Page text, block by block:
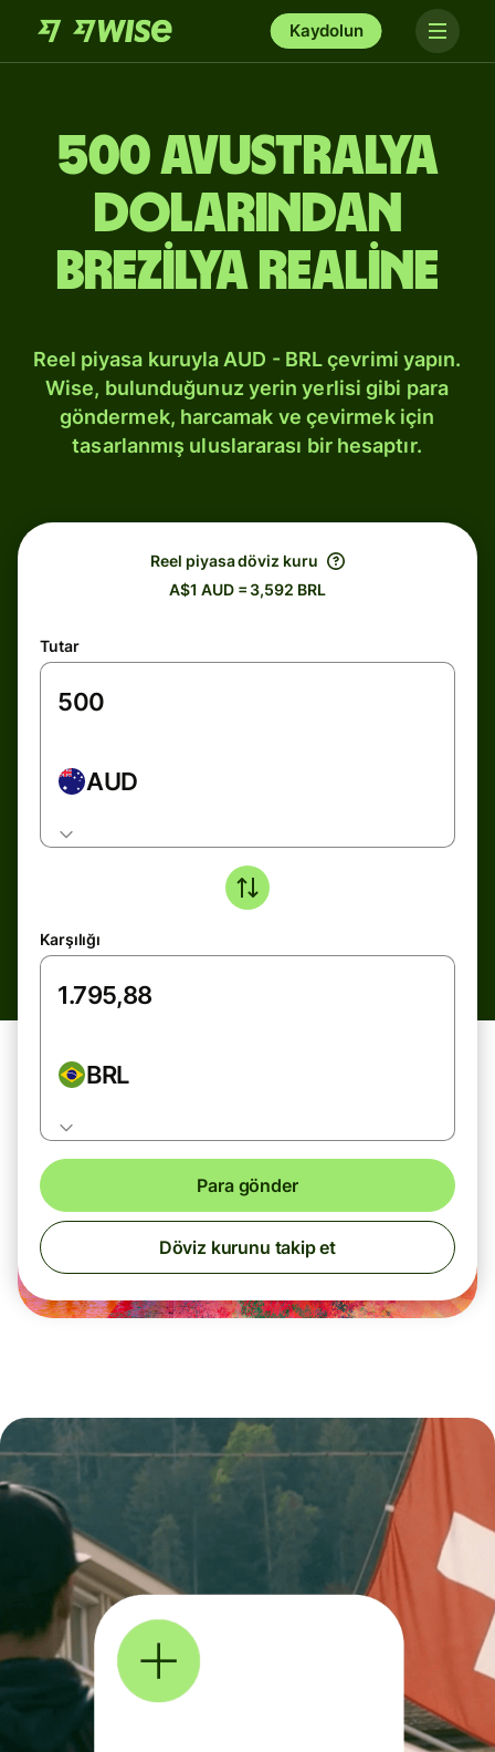
Kaydolun
500 Avustralya
dolarından
Brezilya realine
Reel piyasa kuruyla AUD - BRL çevrimi yapın.
Wise, bulunduğunuz yerin yerlisi gibi para
göndermek, harcamak ve çevirmek için
tasarlanmış uluslararası bir hesaptır.
Reel piyasa döviz kuru
A$1 AUD = 3,592 BRL
Tutar
AUD
Karşılığı
BRL
Para gönder
Döviz kurunu takip et